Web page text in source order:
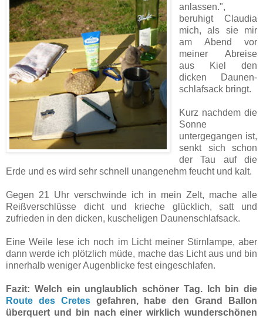
anlassen.",
beruhigt Claudia
mich, als sie mir
am Abend vor
meiner Abreise
aus Kiel den
dicken Daunen­
schlafsack bringt.
Kurz nachdem die
Sonne
untergegangen ist,
senkt sich schon
der Tau auf die
Erde und es wird sehr schnell unangenehm feucht und kalt.
Gegen 21 Uhr verschwinde ich in mein Zelt, mache alle
Reiß­ver­schlüsse dicht und krieche glücklich, satt und
zufrieden in den dicken, kuscheligen Daunen­schlaf­sack.
Eine Weile lese ich noch im Licht meiner Stirnlampe, aber
dann werde ich plötzlich müde, mache das Licht aus und bin
innerhalb weniger Augenblicke fest eingeschlafen.
Fazit: Welch ein unglaublich schöner Tag. Ich bin die
Route des Cretesgefahren, habe den Grand Ballon
überquert und bin nach einer wirklich wunderschönen